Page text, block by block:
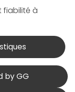
fiabilité à
by GG